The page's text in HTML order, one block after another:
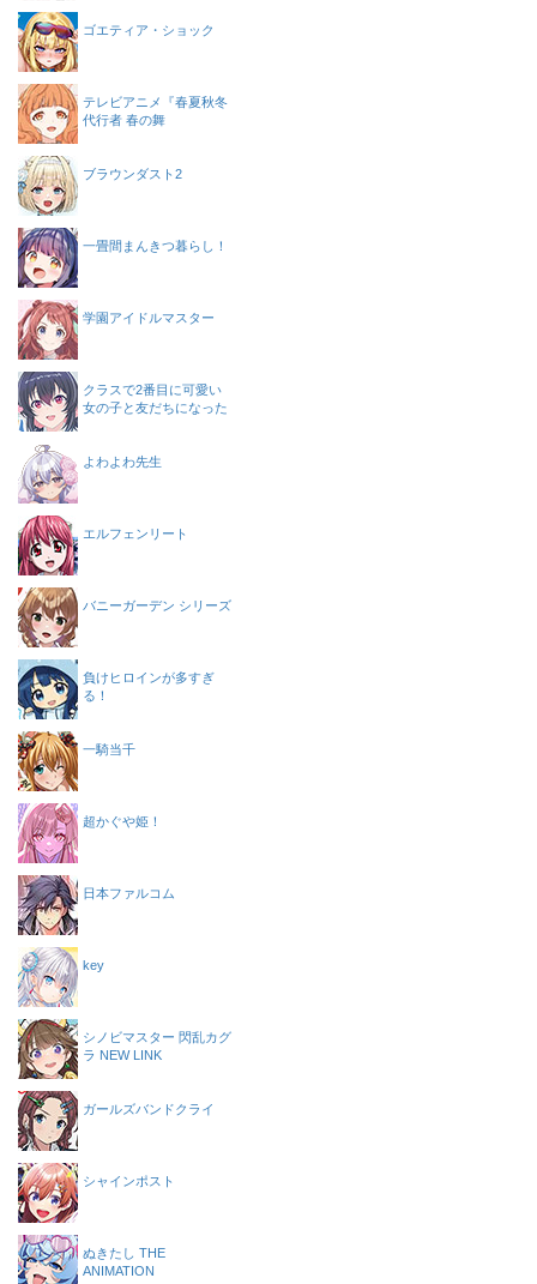
ゴエティア・ショック
テレビアニメ『春夏秋冬
代行者 春の舞
ブラウンダスト2
一畳間まんきつ暮らし！
学園アイドルマスター
クラスで2番目に可愛い
女の子と友だちになった
よわよわ先生
エルフェンリート
バニーガーデン シリーズ
負けヒロインが多すぎ
る！
一騎当千
超かぐや姫！
日本ファルコム
key
シノビマスター 閃乱カグ
ラ NEW LINK
ガールズバンドクライ
シャインポスト
ぬきたし THE
ANIMATION